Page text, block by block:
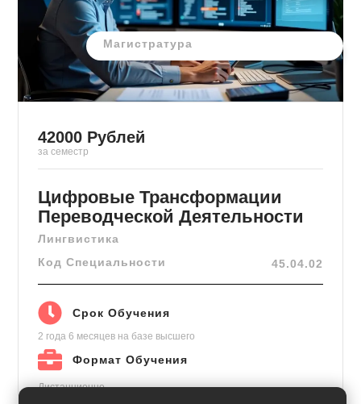
Магистратура
42000 Рублей
за семестр
Цифровые Трансформации
Переводческой Деятельности
Лингвистика
Код Специальности
45.04.02
Срок Обучения
2 года 6 месяцев на базе высшего
Формат Обучения
Дистанционно